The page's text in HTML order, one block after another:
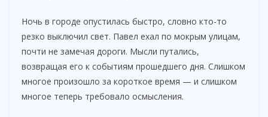
Ночь в городе опустилась быстро, словно кто-то
резко выключил свет. Павел ехал по мокрым улицам,
почти не замечая дороги. Мысли путались,
возвращая его к событиям прошедшего дня. Слишком
многое произошло за короткое время — и слишком
многое теперь требовало осмысления.